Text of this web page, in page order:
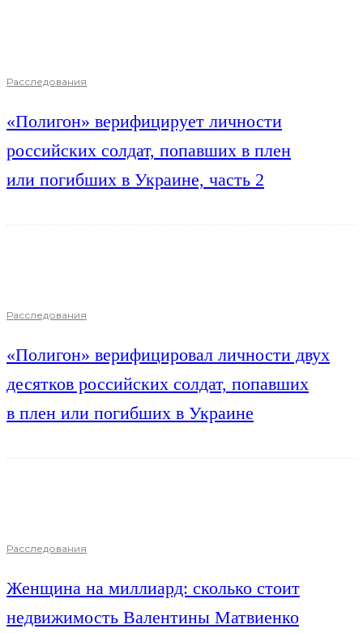
Расследования
«Полигон» верифицирует личности
российских солдат, попавших в плен
или погибших в Украине, часть 2
Расследования
«Полигон» верифицировал личности двух
десятков российских солдат, попавших
в плен или погибших в Украине
Расследования
Женщина на миллиард: сколько стоит
недвижимость Валентины Матвиенко